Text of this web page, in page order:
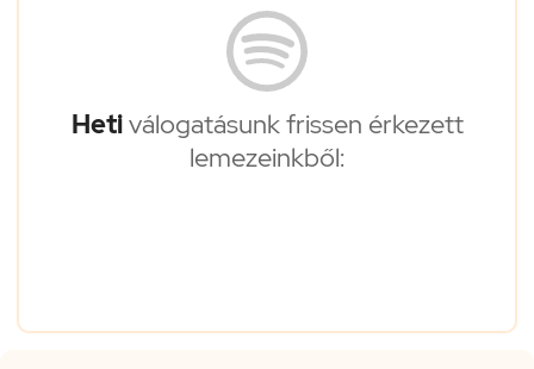
Hetiválogatásunk frissen érkezett
lemezeinkből: